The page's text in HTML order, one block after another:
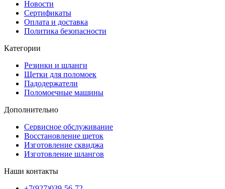
Новости
Сертификаты
Оплата и доставка
Политика безопасности
Категории
Резинки и шланги
Щетки для поломоек
Падодержатели
Поломоечные машины
Дополнительно
Сервисное обслуживание
Восстановление щеток
Изготовление сквиджа
Изготовление шлангов
Наши контакты